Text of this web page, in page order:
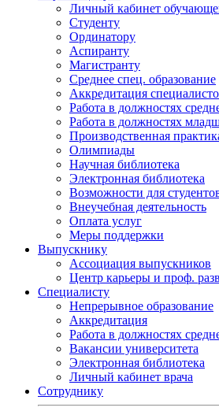
Личный кабинет
Студенту
Ординатору
Аспиранту
Магистранту
Среднее спец. образование
Аккредитация
Работа в должностях
Работа в должностях
Производственная
Олимпиады
Научная библиотека
Электронная библиотека
Возможности для
Внеучебная деятельность
Оплата услуг
Меры поддержки
Выпускнику
Ассоциация выпускников
Центр карьеры и проф.
Специалисту
Непрерывное образование
Аккредитация
Работа в должностях
Вакансии университета
Электронная библиотека
Личный кабинет врача
Сотруднику